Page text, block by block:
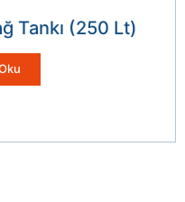
Tankı (250 Lt)